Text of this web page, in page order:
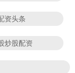
资头条
炒股配资